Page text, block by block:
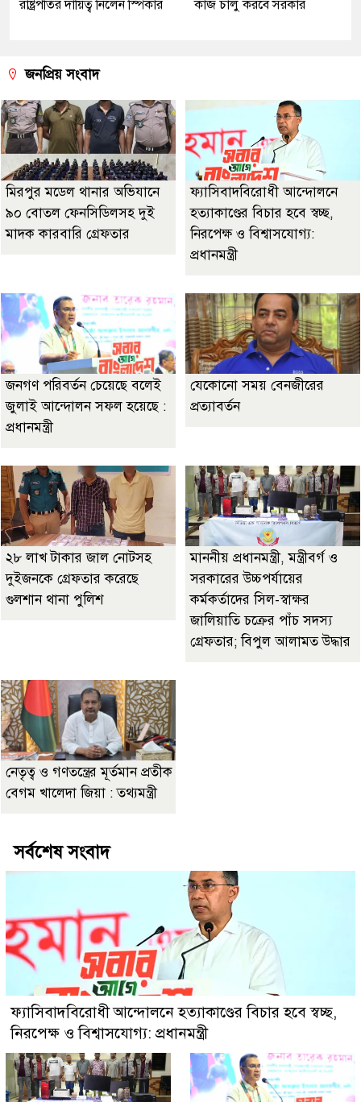
রাষ্ট্রপতির দায়িত্ব নিলেন স্পিকার কাজ চালু করবে সরকার
জনপ্রিয় সংবাদ
মিরপুর মডেল থানার অভিযানে
৯০ বোতল ফেনসিডিলসহ দুই
মাদক কারবারি গ্রেফতার
ফ্যাসিবাদবিরোধী আন্দোলনে
হত্যাকাণ্ডের বিচার হবে স্বচ্ছ,
নিরপেক্ষ ও বিশ্বাসযোগ্য:
প্রধানমন্ত্রী
জনগণ পরিবর্তন চেয়েছে বলেই
জুলাই আন্দোলন সফল হয়েছে :
প্রধানমন্ত্রী
যেকোনো সময় বেনজীরের
প্রত্যাবর্তন
২৮ লাখ টাকার জাল নোটসহ
দুইজনকে গ্রেফতার করেছে
গুলশান থানা পুলিশ
মাননীয় প্রধানমন্ত্রী, মন্ত্রীবর্গ ও
সরকারের উচ্চপর্যায়ের
কর্মকর্তাদের সিল-স্বাক্ষর
জালিয়াতি চক্রের পাঁচ সদস্য
গ্রেফতার; বিপুল আলামত উদ্ধার
নেতৃত্ব ও গণতন্ত্রের মূর্তমান প্রতীক
বেগম খালেদা জিয়া : তথ্যমন্ত্রী
সর্বশেষ সংবাদ
ফ্যাসিবাদবিরোধী আন্দোলনে হত্যাকাণ্ডের বিচার হবে স্বচ্ছ,
নিরপেক্ষ ও বিশ্বাসযোগ্য: প্রধানমন্ত্রী